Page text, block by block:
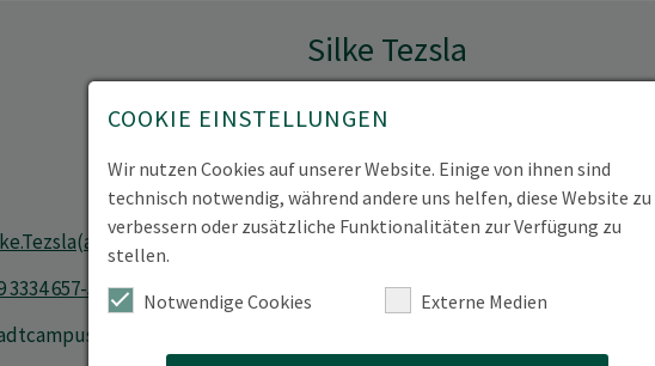
Silke Tezsla
,drittmittel(at)hnee.de
3334 657-584
| Schicklerstrasse 5 | 16225 Eberswalde
COOKIE EINSTELLUNGEN
Wir nutzen Cookies auf unserer Website. Einige von ihnen sind
technisch notwendig, während andere uns helfen, diese Website zu
verbessern oder zusätzliche Funktionalitäten zur Verfügung zu
stellen.
Notwendige Cookies
Externe Medien